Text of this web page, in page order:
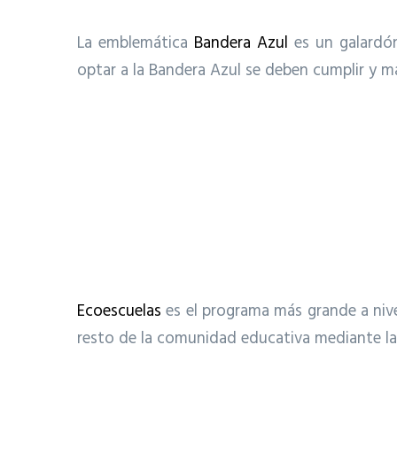
La emblemática Bandera Azul es un
optar a la Bandera Azul se deben cumplir y
Ecoescuelas es el programa más grande a
resto de la comunidad educativa mediante